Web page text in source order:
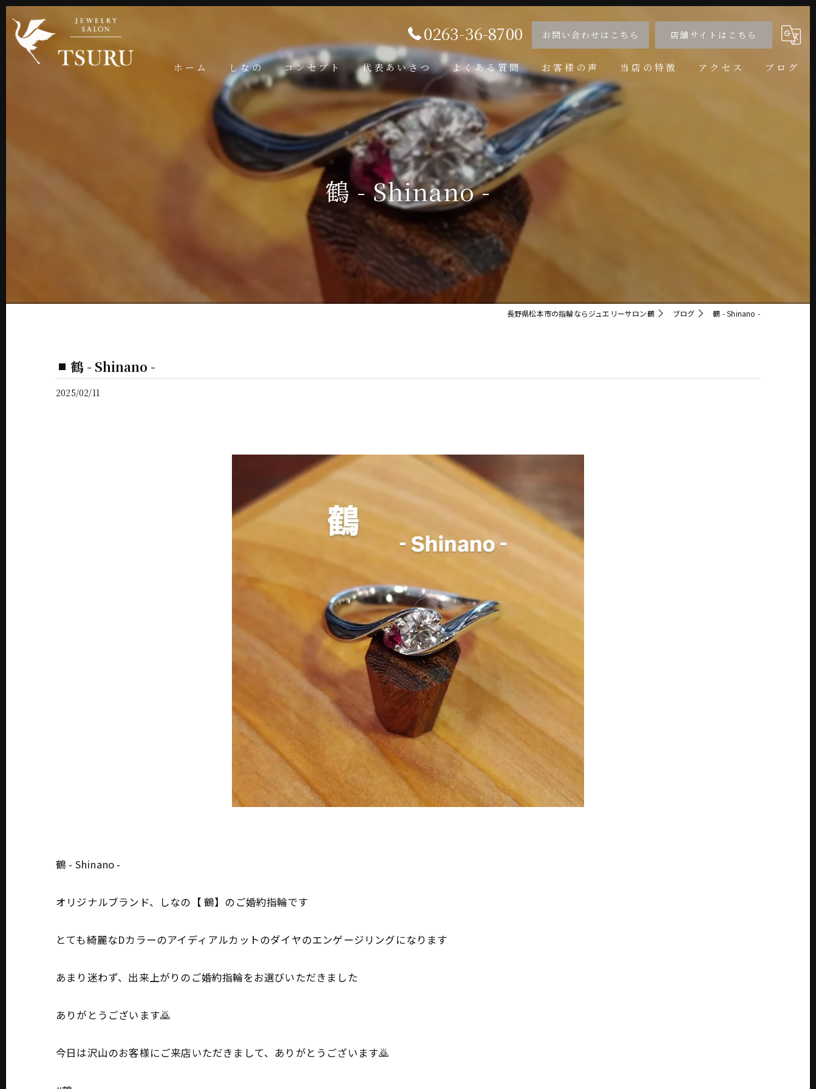
0263-36-8700 お問い合わせはこちら 店舗サイトはこちら
ホーム しなの コンセプト 代表あいさつ よくある質問 お客様の声 当店の特徴 アクセス ブログ
鶴 - Shinano -
長野県松本市の指輪ならジュエリーサロン鶴 ブログ 鶴 - Shinano -
鶴 - Shinano -
2025/02/11
鶴 - Shinano -
オリジナルブランド、しなの【 鶴】のご婚約指輪です
とても綺麗なDカラーのアイディアルカットのダイヤのエンゲージリングになります
あまり迷わず、出来上がりのご婚約指輪をお選びいただきました
ありがとうございます🙇
今日は沢山のお客様にご来店いただきまして、ありがとうございます🙇